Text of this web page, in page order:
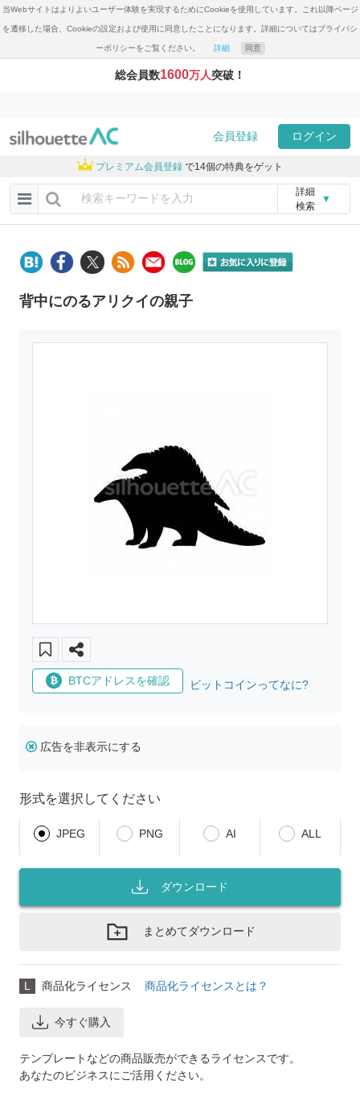
当Webサイトはよりよいユーザー体験を実現するためにCookieを使用しています。これ以降ページ
を遷移した場合、Cookieの設定および使用に同意したことになります。詳細についてはプライバシ
ーポリシーをご覧ください。 詳細 同意
総会員数1600万人突破！
会員登録 ログイン
プレミアム会員登録 で14個の特典をゲット
詳細
検索
▼
背中にのるアリクイの親子
BTCアドレスを確認 ビットコインってなに?
広告を非表示にする
形式を選択してください
JPEG PNG AI ALL
ダウンロード
まとめてダウンロード
L 商品化ライセンス 商品化ライセンスとは？
今すぐ購入
テンプレートなどの商品販売ができるライセンスです。
あなたのビジネスにご活用ください。